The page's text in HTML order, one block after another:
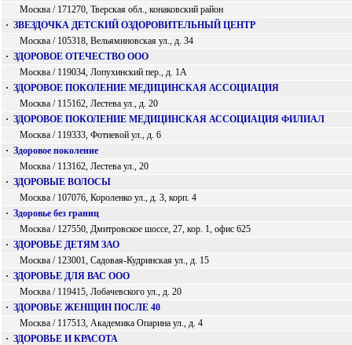
Москва / 171270, Тверская обл., конаковский район
· ЗВЕЗДОЧКА ДЕТСКИЙ ОЗДОРОВИТЕЛЬНЫЙ ЦЕНТР
Москва / 105318, Вельяминовская ул., д. 34
· ЗДОРОВОЕ ОТЕЧЕСТВО ООО
Москва / 119034, Лопухинский пер., д. 1А
· ЗДОРОВОЕ ПОКОЛЕНИЕ МЕДИЦИНСКАЯ АССОЦИАЦИЯ
Москва / 115162, Лестева ул., д. 20
· ЗДОРОВОЕ ПОКОЛЕНИЕ МЕДИЦИНСКАЯ АССОЦИАЦИЯ ФИЛИАЛ
Москва / 119333, Фотиевой ул., д. 6
· Здоровое поколение
Москва / 113162, Лестева ул., 20
· ЗДОРОВЫЕ ВОЛОСЫ
Москва / 107076, Короленко ул., д. 3, корп. 4
· Здоровье без границ
Москва / 127550, Дмитровское шоссе, 27, кор. 1, офис 625
· ЗДОРОВЬЕ ДЕТЯМ ЗАО
Москва / 123001, Садовая-Кудринская ул., д. 15
· ЗДОРОВЬЕ ДЛЯ ВАС ООО
Москва / 119415, Лобачевского ул., д. 20
· ЗДОРОВЬЕ ЖЕНЩИН ПОСЛЕ 40
Москва / 117513, Академика Опарина ул., д. 4
· ЗДОРОВЬЕ И КРАСОТА